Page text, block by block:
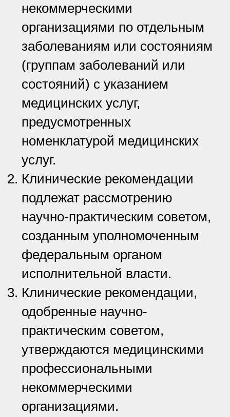
некоммерческими
организациями по отдельным
заболеваниям или состояниям
(группам заболеваний или
состояний) с указанием
медицинских услуг,
предусмотренных
номенклатурой медицинских
услуг.
Клинические рекомендации
подлежат рассмотрению
научно-практическим советом,
созданным уполномоченным
федеральным органом
исполнительной власти.
Клинические рекомендации,
одобренные научно-
практическим советом,
утверждаются медицинскими
профессиональными
некоммерческими
организациями.